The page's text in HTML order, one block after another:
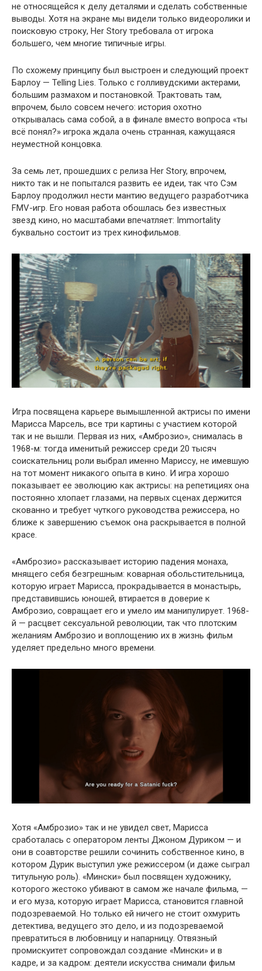
не относящейся к делу деталями и сделать собственные
выводы. Хотя на экране мы видели только видеоролики и
поисковую строку, Her Story требовала от игрока
большего, чем многие типичные игры.
По схожему принципу был выстроен и следующий проект
Барлоу — Telling Lies. Только с голливудскими актерами,
большим размахом и постановкой. Трактовать там,
впрочем, было совсем нечего: история охотно
открывалась сама собой, а в финале вместо вопроса «ты
всё понял?» игрока ждала очень странная, кажущаяся
неуместной концовка.
За семь лет, прошедших с релиза Her Story, впрочем,
никто так и не попытался развить ее идеи, так что Сэм
Барлоу продолжил нести мантию ведущего разработчика
FMV-игр. Его новая работа обошлась без известных
звезд кино, но масштабами впечатляет: Immortality
буквально состоит из трех кинофильмов.
Игра посвящена карьере вымышленной актрисы по имени
Марисса Марсель, все три картины с участием которой
так и не вышли. Первая из них, «Амброзио», снималась в
1968-м: тогда именитый режиссер среди 20 тысяч
соискательниц роли выбрал именно Мариссу, не имевшую
на тот момент никакого опыта в кино. И игра хорошо
показывает ее эволюцию как актрисы: на репетициях она
постоянно хлопает глазами, на первых сценах держится
скованно и требует чуткого руководства режиссера, но
ближе к завершению съемок она раскрывается в полной
красе.
«Амброзио» рассказывает историю падения монаха,
мнящего себя безгрешным: коварная обольстительница,
которую играет Марисса, прокрадывается в монастырь,
представившись юношей, втирается в доверие к
Амброзио, совращает его и умело им манипулирует. 1968-
й — расцвет сексуальной революции, так что плотским
желаниям Амброзио и воплощению их в жизнь фильм
уделяет предельно много времени.
Хотя «Амброзио» так и не увидел свет, Марисса
сработалась с оператором ленты Джоном Дуриком — и
они в соавторстве решили сочинить собственное кино, в
котором Дурик выступил уже режиссером (и даже сыграл
титульную роль). «Мински» был посвящен художнику,
которого жестоко убивают в самом же начале фильма, —
и его муза, которую играет Марисса, становится главной
подозреваемой. Но только ей ничего не стоит охмурить
детектива, ведущего это дело, и из подозреваемой
превратиться в любовницу и напарницу. Отвязный
промискуитет сопровождал создание «Мински» и в
кадре, и за кадром: деятели искусства снимали фильм